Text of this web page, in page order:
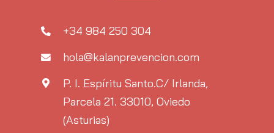
+34 984 250 304
hola@kalanprevencion.com
P. I. Espíritu Santo.C/ Irlanda,
Parcela 21. 33010, Oviedo
(Asturias)